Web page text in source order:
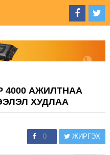
АЖИЛТНАА
ХУДЛАА
0 ЖИРГЭХ